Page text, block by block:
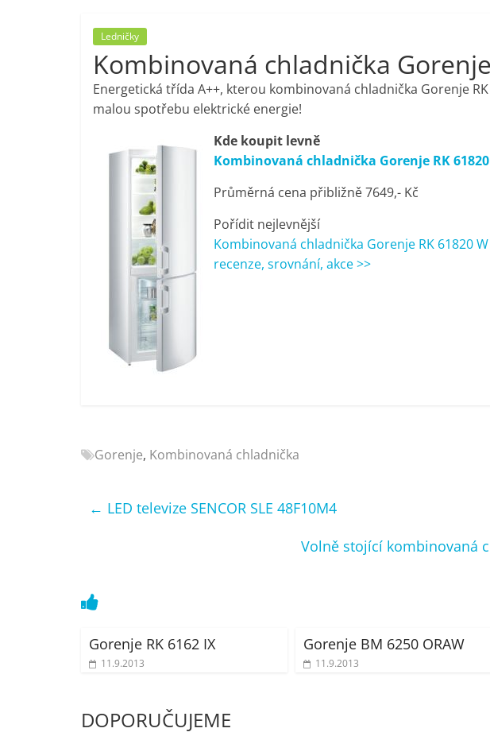
porovnání,
pračky,
televize,
notebooky,
mobilní
telefony,
kávovary,
bazény
OK,
televize,
bazény
Ledničky
Kombinovaná chladnička
Energetická třída A++, kterou kombinovaná chladnička Gorenje
malou spotřebu elektrické energie!
Kde koupit levně
Kombinovaná chladnička Gorenje RK
Průměrná cena přibližně 7649,- Kč
Pořídit nejlevnější
Kombinovaná chladnička Gorenje RK 61820
recenze, srovnání, akce >>
Gorenje, Kombinovaná chladnička
← LED televize SENCOR SLE 48F10M4
Volně stojící kombinovaná
Gorenje RK 6162 IX
11.9.2013
Gorenje BM 6250 ORAW
11.9.2013
DOPORUČUJEME